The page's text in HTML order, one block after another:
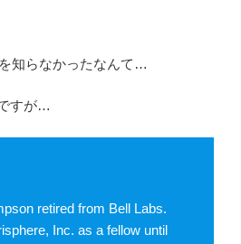
知らなかったなんて…
すが…
retired from Bell Labs.
Inc. as a fellow until